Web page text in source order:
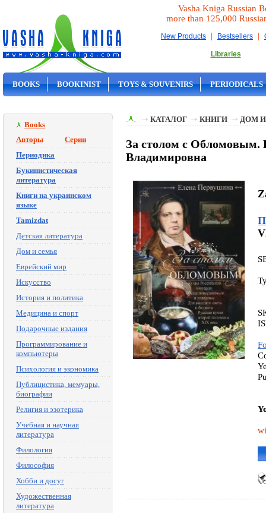
Vasha Kniga Russian
more than 125,000
New Products | Bestsellers |
Libraries
BOOKS BOOKINIST TOYS & SOUVENIRS PERIODICALS
Books
Авторы
Серии
Периодика
Букинистическая
литература
Книги на украинском
языке
Tamizdat
Детская литература
Дом и семья
Еврейский мир
Искусство
История и политика
Медицина и спорт
Подарочные издания
Программирование и
компьютеры
Психология и экономика
Публицистика, мемуары,
биографии
Религия и эзотерика
Учебная и научная
литература
Филология
Философия
Хобби и досуг
Художественная
литература
КАТАЛОГ КНИГИ ДОМ
За столом с Обломовым.
Владимировна